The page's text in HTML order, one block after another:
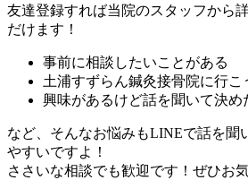
友達登録すれば当院のスタッフから
だけます！
事前に相談したいことがある
土浦すずらん鍼灸接骨院に行こ
興味があるけど話を聞いて決め
など、そんなお悩みもLINEで話を聞
やすいですよ！
ささいな相談でも歓迎です！ぜひお